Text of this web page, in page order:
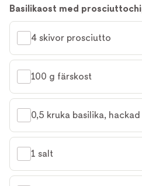
Basilikaost med
4 skivor prosciutto
100 g färskost
0,5 kruka basilika, hackad
1 salt